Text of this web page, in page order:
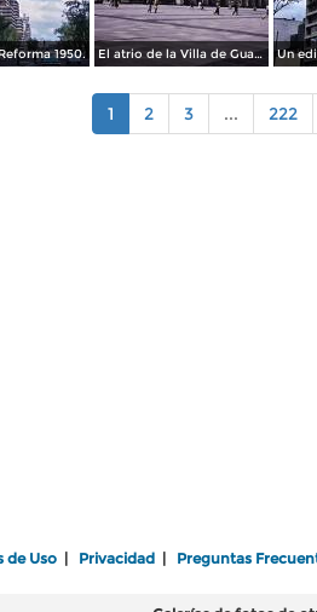
1950. El atrio de la Villa de Guadalupe 1950.
1 2 3 ... 222
de Uso Privacidad Preguntas